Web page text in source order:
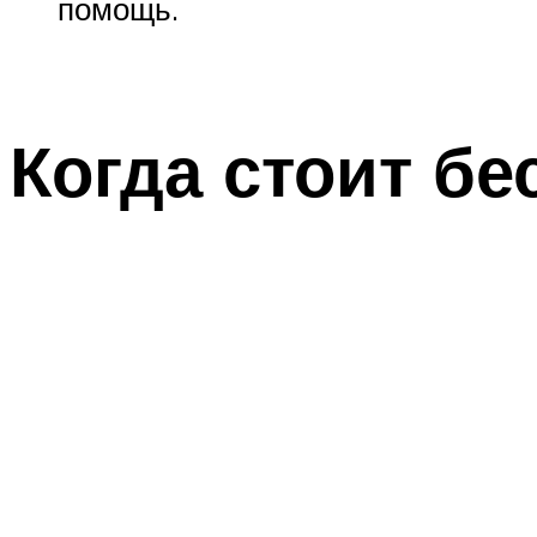
помощь.
Когда стоит